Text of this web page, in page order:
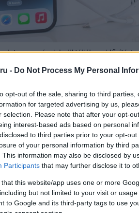
- Do Not Process My Personal
opt-out of the sale, sharing to third
for targeted advertising by us,
selection. Please note that after your opt-
interest-based ads based on personal
to third parties prior to your opt-
of your personal information by third
This information may also be disclosed by
Participants that may further disclose it to
that this website/app uses one or more
but not limited to your visit or
to Google and its third-party tags to use
consent section.
„az európaiak diktálják az időzítést
arra, hogy az Apple ad-e majd
hírek! Kattintson ide!
is beszélt, hogy az Apple
hogy megfelelne a törvényhozók
hozzátette, hogy a töltőfejek
problémáját, azt állítva, hogy
mivel az embereket arra kényszerítik,
el.